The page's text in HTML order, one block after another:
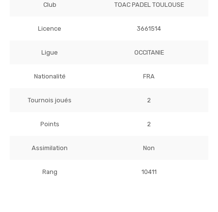
Club TOAC PADEL TOULOUSE
Licence 3661514
Ligue OCCITANIE
Nationalité FRA
Tournois joués 2
Points 2
Assimilation Non
Rang 10411